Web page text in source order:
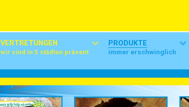
VERTRETUNGEN
wir sind in 5 städten präsent
PRODUKTE
immer erschwinglich